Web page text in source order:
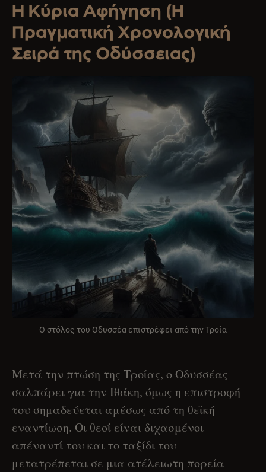
Η Κύρια Αφήγηση (Η
Πραγματική Χρονολογική
Σειρά της Οδύσσειας)
Ο στόλος του Οδυσσέα επιστρέφει από την Τροία
Μετά την πτώση της Τροίας, ο Οδυσσέας
σαλπάρει για την Ιθάκη, όμως η επιστροφή
του σημαδεύεται αμέσως από τη θεϊκή
εναντίωση. Οι θεοί είναι διχασμένοι
απέναντί του και το ταξίδι του
μετατρέπεται σε μια ατέλειωτη πορεία